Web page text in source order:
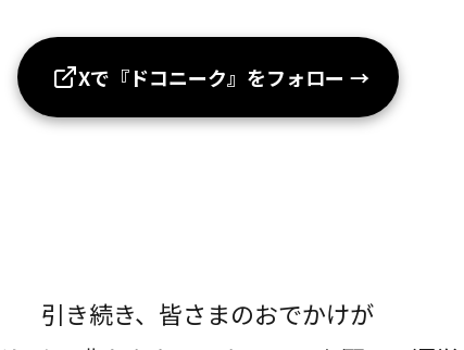
Xで『ドコニーク』をフォロー →
引き続き、皆さまのおでかけが